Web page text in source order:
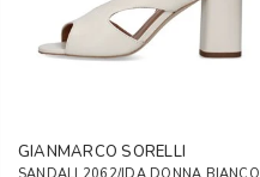
GIANMARCO SORELLI